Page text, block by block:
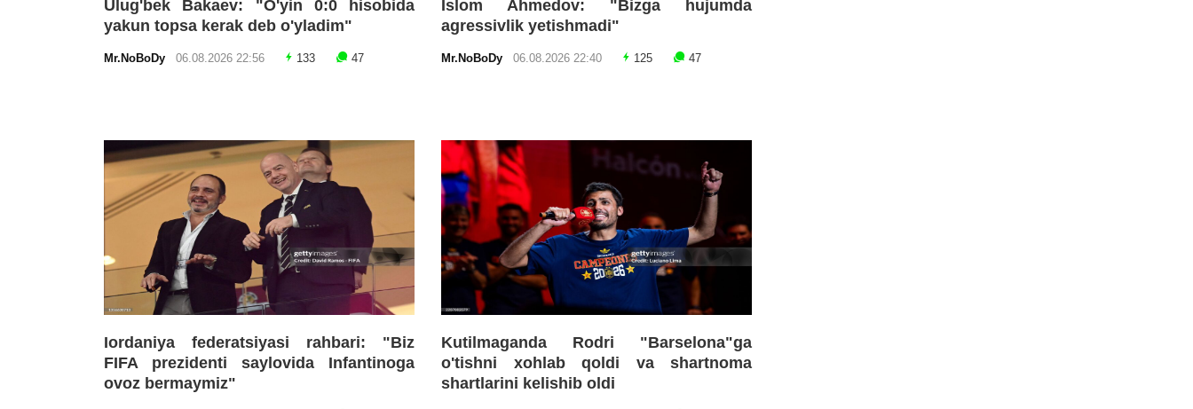
Ulug'bek Bakaev: "O'yin 0:0 hisobida
yakun topsa kerak deb o'yladim"
Mr.NoBoDy 06.08.2026 22:56 133 47
Islom Ahmedov: "Bizga hujumda
agressivlik yetishmadi"
Mr.NoBoDy 06.08.2026 22:40 125 47
Iordaniya federatsiyasi rahbari: "Biz
FIFA prezidenti saylovida Infantinoga
ovoz bermaymiz"
Kutilmaganda Rodri "Barselona"ga
o'tishni xohlab qoldi va shartnoma
shartlarini kelishib oldi